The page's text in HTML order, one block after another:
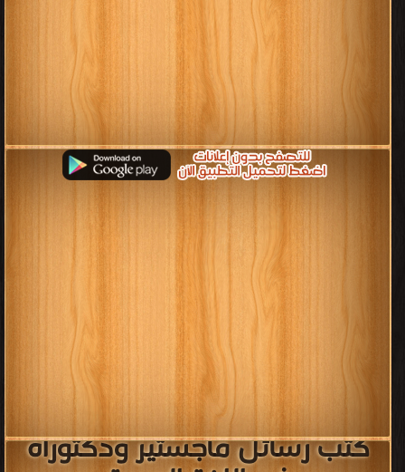
كتب رسائل ماجستير ودكتوراه